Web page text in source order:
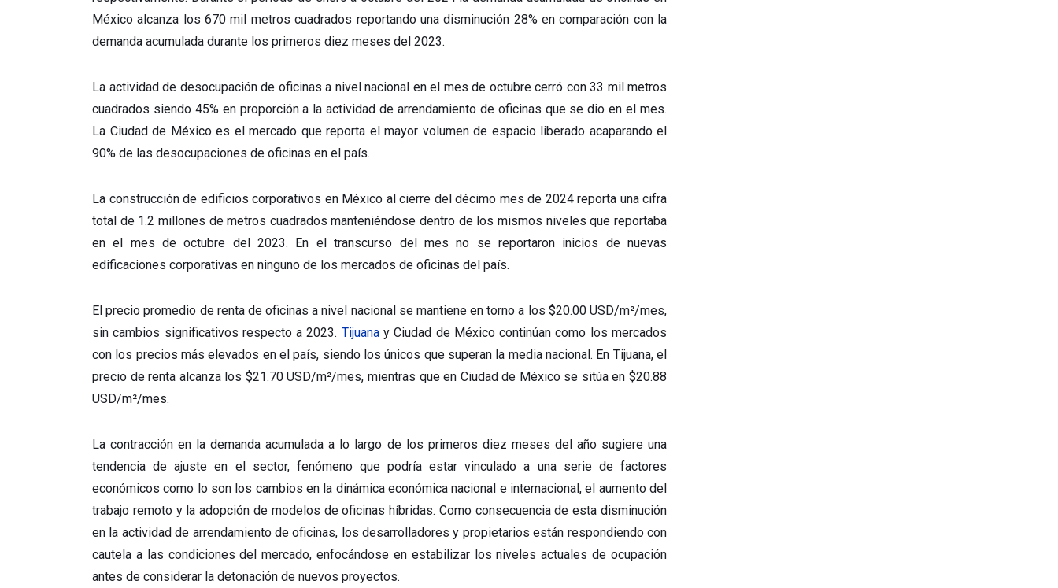
México alcanza los 670 mil metros cuadrados reportando una disminución 28% en comparación con la
demanda acumulada durante los primeros diez meses del 2023.
La actividad de desocupación de oficinas a nivel nacional en el mes de octubre cerró con 33 mil metros
cuadrados siendo 45% en proporción a la actividad de arrendamiento de oficinas que se dio en el mes.
La Ciudad de México es el mercado que reporta el mayor volumen de espacio liberado acaparando el
90% de las desocupaciones de oficinas en el país.
La construcción de edificios corporativos en México al cierre del décimo mes de 2024 reporta una cifra
total de 1.2 millones de metros cuadrados manteniéndose dentro de los mismos niveles que reportaba
en el mes de octubre del 2023. En el transcurso del mes no se reportaron inicios de nuevas
edificaciones corporativas en ninguno de los mercados de oficinas del país.
El precio promedio de renta de oficinas a nivel nacional se mantiene en torno a los $20.00 USD/m²/mes,
sin cambios significativos respecto a 2023. Tijuanay Ciudad de México continúan como los mercados
con los precios más elevados en el país, siendo los únicos que superan la media nacional. En Tijuana, el
precio de renta alcanza los $21.70 USD/m²/mes, mientras que en Ciudad de México se sitúa en $20.88
USD/m²/mes.
La contracción en la demanda acumulada a lo largo de los primeros diez meses del año sugiere una
tendencia de ajuste en el sector, fenómeno que podría estar vinculado a una serie de factores
económicos como lo son los cambios en la dinámica económica nacional e internacional, el aumento del
trabajo remoto y la adopción de modelos de oficinas híbridas. Como consecuencia de esta disminución
en la actividad de arrendamiento de oficinas, los desarrolladores y propietarios están respondiendo con
cautela a las condiciones del mercado, enfocándose en estabilizar los niveles actuales de ocupación
antes de considerar la detonación de nuevos proyectos.